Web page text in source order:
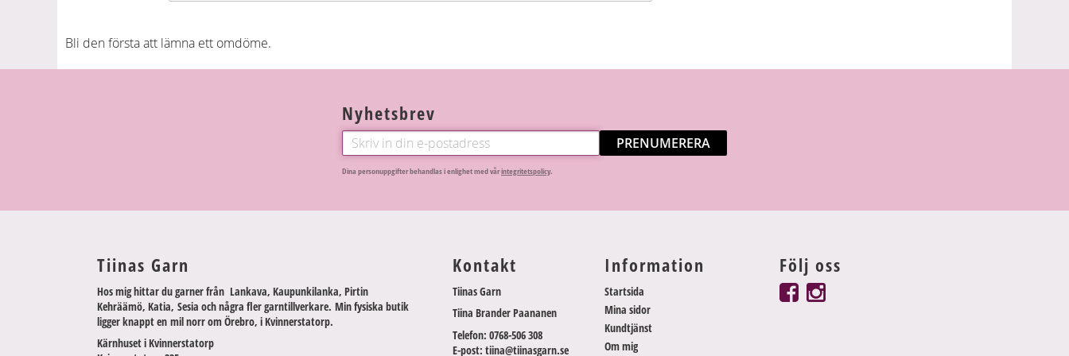
Bli den första att lämna ett omdöme.
Nyhetsbrev
PRENUMERERA
Dina personuppgifter behandlas i enlighet med vårintegritetspolicy.
Tiinas Garn
Hos mig hittar du garner från Lankava, Kaupunkilanka, Pirtin
Kehräämö, Katia, Sesia och några fler garntillverkare. Min fysiska butik
ligger knappt en mil norr om Örebro, i Kvinnerstatorp.
Kärnhuset i Kvinnerstatorp
Kontakt
Tiinas Garn
Tiina Brander Paananen
Telefon: 0768-506 308
E-post: tiina@tiinasgarn.se
Information
Startsida
Mina sidor
Kundtjänst
Om mig
Följ oss